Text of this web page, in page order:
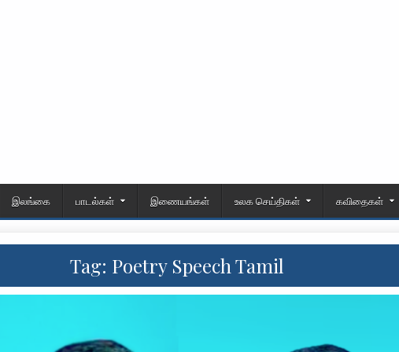
இலங்கை பாடல்கள் இணையங்கள் உலக செய்திகள் கவிதைகள்
Tag: Poetry Speech Tamil